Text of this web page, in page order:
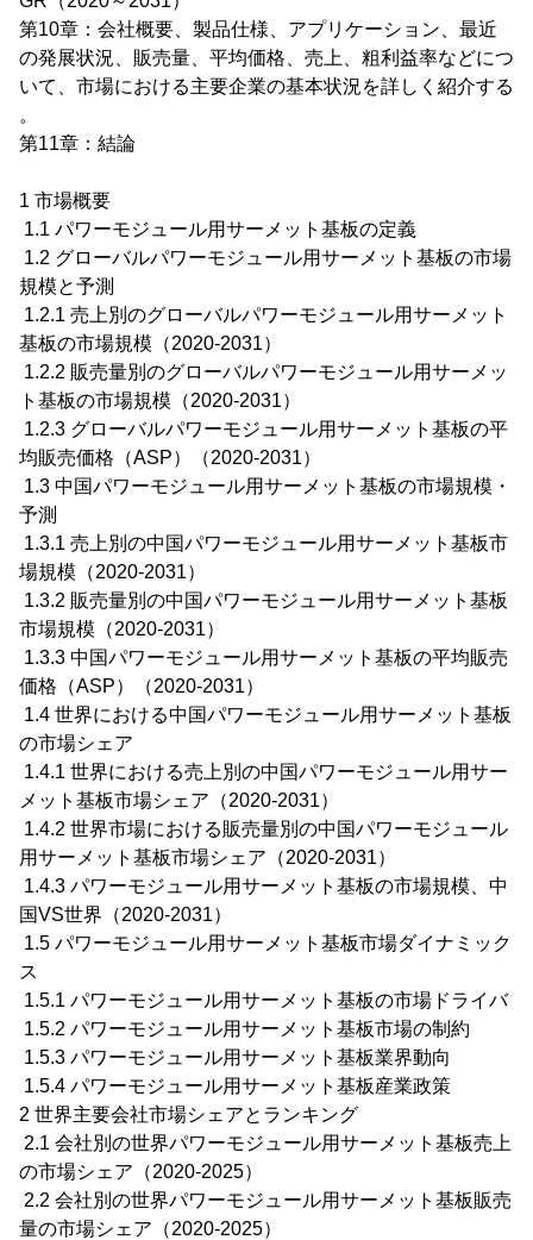
第10章：会社概要、製品仕様、アプリケーション、最近
の発展状況、販売量、平均価格、売上、粗利益率などにつ
いて、市場における主要企業の基本状況を詳しく紹介する
。
第11章：結論
1 市場概要
1.1 パワーモジュール用サーメット基板の定義
1.2 グローバルパワーモジュール用サーメット基板の市場
規模と予測
1.2.1 売上別のグローバルパワーモジュール用サーメット
基板の市場規模（2020-2031）
1.2.2 販売量別のグローバルパワーモジュール用サーメッ
ト基板の市場規模（2020-2031）
1.2.3 グローバルパワーモジュール用サーメット基板の平
均販売価格（ASP）（2020-2031）
1.3 中国パワーモジュール用サーメット基板の市場規模・
予測
1.3.1 売上別の中国パワーモジュール用サーメット基板市
場規模（2020-2031）
1.3.2 販売量別の中国パワーモジュール用サーメット基板
市場規模（2020-2031）
1.3.3 中国パワーモジュール用サーメット基板の平均販売
価格（ASP）（2020-2031）
1.4 世界における中国パワーモジュール用サーメット基板
の市場シェア
1.4.1 世界における売上別の中国パワーモジュール用サー
メット基板市場シェア（2020-2031）
1.4.2 世界市場における販売量別の中国パワーモジュール
用サーメット基板市場シェア（2020-2031）
1.4.3 パワーモジュール用サーメット基板の市場規模、中
国VS世界（2020-2031）
1.5 パワーモジュール用サーメット基板市場ダイナミック
ス
1.5.1 パワーモジュール用サーメット基板の市場ドライバ
1.5.2 パワーモジュール用サーメット基板市場の制約
1.5.3 パワーモジュール用サーメット基板業界動向
1.5.4 パワーモジュール用サーメット基板産業政策
2 世界主要会社市場シェアとランキング
2.1 会社別の世界パワーモジュール用サーメット基板売上
の市場シェア（2020-2025）
2.2 会社別の世界パワーモジュール用サーメット基板販売
量の市場シェア（2020-2025）